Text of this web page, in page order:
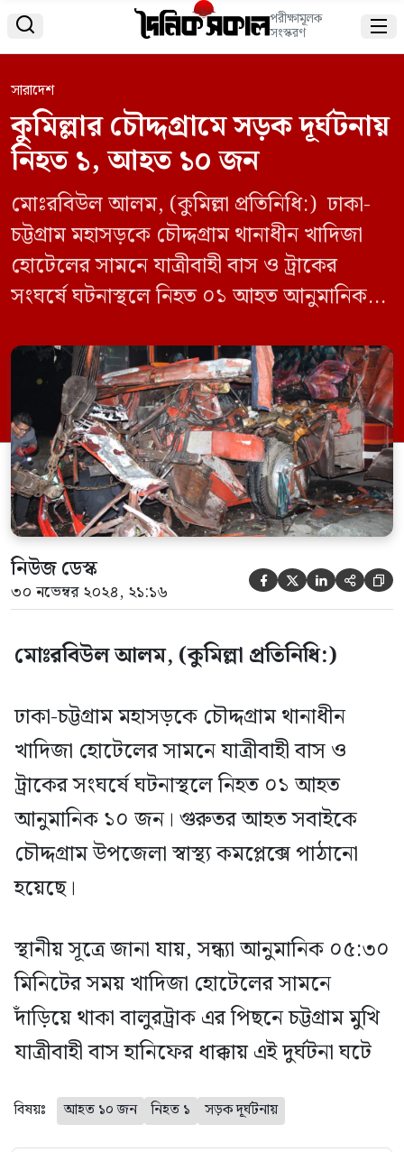
 পরীক্ষামূলক
সংস্করণ 
সারাদেশ
কুমিল্লার চৌদ্দগ্রামে সড়ক দূর্ঘটনায়
নিহত ১, আহত ১০ জন
মোঃরবিউল আলম, (কুমিল্লা প্রতিনিধি:) ঢাকা-
চট্টগ্রাম মহাসড়কে চৌদ্দগ্রাম থানাধীন খাদিজা
হোটেলের সামনে যাত্রীবাহী বাস ও ট্রাকের
সংঘর্ষে ঘটনাস্থলে নিহত ০১ আহত আনুমানিক
উপজেলা স্বাস্থ্য কমপ্লেক্সে পাঠানো হয়েছে।
স্থানীয় সূত্রে জানা যায়, সন্ধ্যা আনুমানিক ০৫:৩০
মিনিটের সময় খাদিজা হোটেলের সামনে দাঁড়িয়ে
থাকা বালুরট্রাক এর পিছনে চট্টগ্রাম মুখি যাত্রীবাহী
বাস হানিফের ধাক্কায় […]
নিউজ ডেস্ক
৩০ নভেম্বর ২০২৪, ২১:১৬     
মোঃরবিউল আলম, (কুমিল্লা প্রতিনিধি:)
ঢাকা-চট্টগ্রাম মহাসড়কে চৌদ্দগ্রাম থানাধীন
খাদিজা হোটেলের সামনে যাত্রীবাহী বাস ও
ট্রাকের সংঘর্ষে ঘটনাস্থলে নিহত ০১ আহত
আনুমানিক ১০ জন। গুরুতর আহত সবাইকে
চৌদ্দগ্রাম উপজেলা স্বাস্থ্য কমপ্লেক্সে পাঠানো
হয়েছে।
স্থানীয় সূত্রে জানা যায়, সন্ধ্যা আনুমানিক ০৫:৩০
মিনিটের সময় খাদিজা হোটেলের সামনে
দাঁড়িয়ে থাকা বালুরট্রাক এর পিছনে চট্টগ্রাম মুখি
যাত্রীবাহী বাস হানিফের ধাক্কায় এই দুর্ঘটনা ঘটে
বিষয়ঃ আহত ১০ জন নিহত ১ সড়ক দূর্ঘটনায়